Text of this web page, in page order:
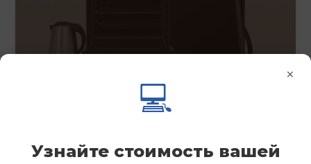
×
💻
Узнайте стоимость вашей